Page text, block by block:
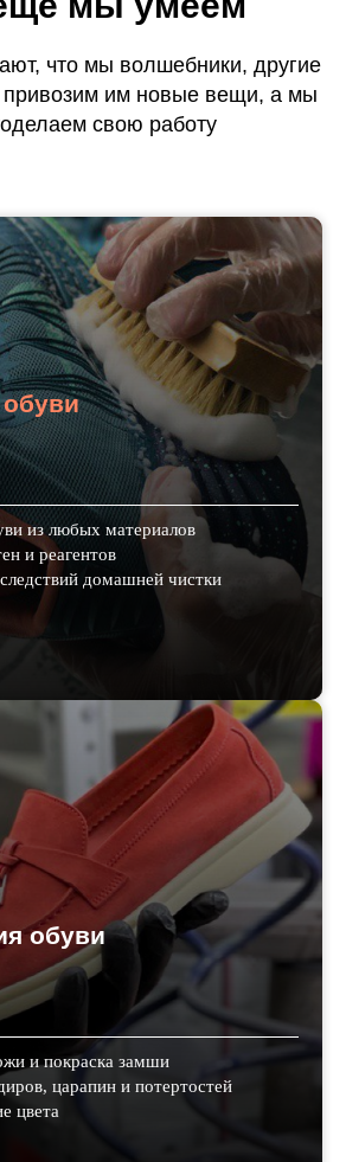
что мы волшебники, другие
привозим им новые вещи, а мы
делаем свою работу
из любых материалов
и реагентов
домашней чистки
обуви
и покраска замши
царапин и потертостей
цвета